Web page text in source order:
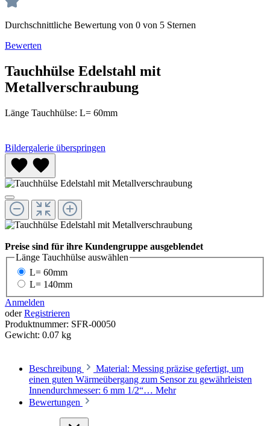
Durchschnittliche Bewertung von 0 von 5 Sternen
Bewerten
Tauchhülse Edelstahl mit
Metallverschraubung
Länge Tauchhülse: L= 60mm
Bildergalerie überspringen
Preise sind für ihre Kundengruppe ausgeblendet
Länge Tauchhülse auswählen
L= 60mm
L= 140mm
Anmelden
oderRegistrieren
Produktnummer: SFR-00050
Gewicht: 0.07 kg
Beschreibung
Material: Messing präzise gefertigt, um
einen guten Wärmeübergang zum Sensor zu gewährleisten
Innendurchmesser: 6 mm 1/2“… Mehr
Bewertungen